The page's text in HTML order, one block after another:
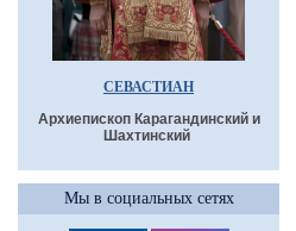
СЕВАСТИАН
Архиепископ Карагандинский и
Шахтинский
Мы в социальных сетях